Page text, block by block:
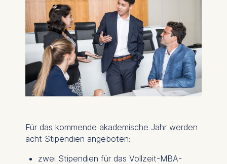
Für das kommende akademische Jahr werden
acht Stipendien angeboten:
zwei Stipendien für das Vollzeit-MBA-